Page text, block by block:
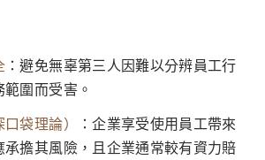
：避免無辜第三人因難以分辨員工行
圍而受害。
袋理論）
：企業享受使用員工帶來
承擔其風險，且企業通常較有資力賠